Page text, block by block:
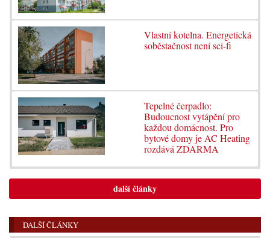
Vlastní kotelna. Energetická
soběstačnost není sci-fi
Tepelné čerpadlo:
Budoucnost vytápění pro
každou domácnost. Pro
bytové domy je AC Heating
rozdává ZDARMA
další články
DALŠÍ ČLÁNKY